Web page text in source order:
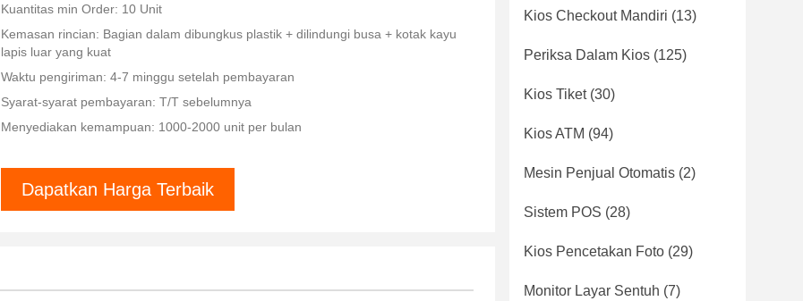
Kuantitas min Order: 10 Unit
Kemasan rincian: Bagian dalam dibungkus plastik + dilindungi busa + kotak kayu
lapis luar yang kuat
Waktu pengiriman: 4-7 minggu setelah pembayaran
Syarat-syarat pembayaran: T/T sebelumnya
Menyediakan kemampuan: 1000-2000 unit per bulan
Dapatkan Harga Terbaik
Kios Checkout Mandiri (13)
Periksa Dalam Kios (125)
Kios Tiket(30)
Kios ATM (94)
Mesin Penjual Otomatis (2)
Sistem POS (28)
Kios Pencetakan Foto (29)
Monitor Layar Sentuh (7)